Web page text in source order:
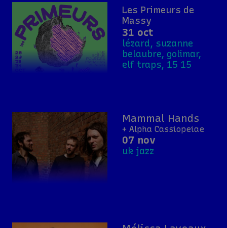
Les Primeurs de
Massy
31 oct
lézard, suzanne
belaubre, golimar,
elf traps, 15 15
Mammal Hands
+ Alpha Cassiopeiae
07 nov
uk jazz